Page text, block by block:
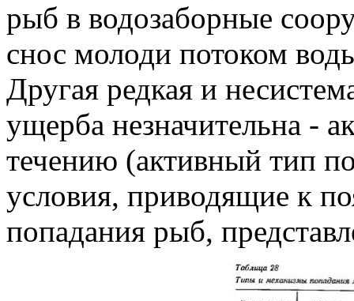
рыб в водозаборные
снос молоди потоком
Другая редкая и
ущерба незначительна -
течению (активный тип
условия, приводящие к
попадания рыб,